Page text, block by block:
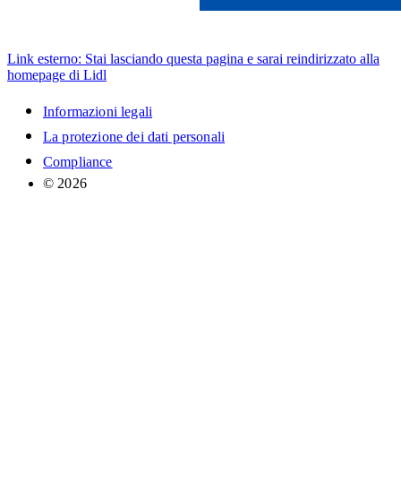
Link esterno: Stai lasciando questa pagina e sarai reindirizzato alla
homepage di Lidl
Informazioni legali
La protezione dei dati personali
Compliance
© 2026